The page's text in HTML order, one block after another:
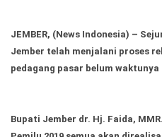
Teknologi
SosBud
JEMBER, (News Indonesia) –
Jember telah menjalani proses
pedagang pasar belum
Bupati Jember dr. Hj. Faida,